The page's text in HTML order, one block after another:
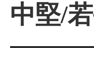
中堅/